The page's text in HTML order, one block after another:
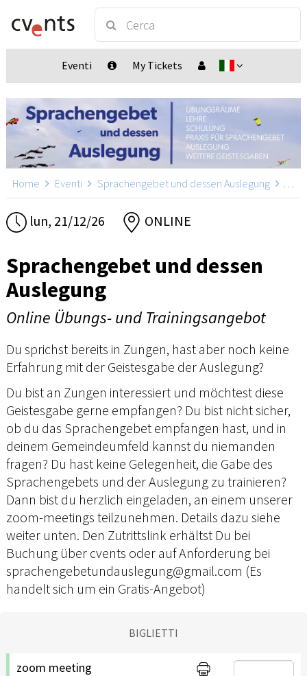
Eventi My Tickets
Home Eventi Sprachengebet und dessen Auslegung
lun, 21/12/26 ONLINE
Sprachengebet und dessen
Auslegung
Online Übungs- und Trainingsangebot
Du sprichst bereits in Zungen, hast aber noch keine
Erfahrung mit der Geistesgabe der Auslegung?
Du bist an Zungen interessiert und möchtest diese
Geistesgabe gerne empfangen? Du bist nicht sicher,
ob du das Sprachengebet empfangen hast, und in
deinem Gemeindeumfeld kannst du niemanden
fragen? Du hast keine Gelegenheit, die Gabe des
Sprachengebets und der Auslegung zu trainieren?
Dann bist du herzlich eingeladen, an einem unserer
zoom-meetings teilzunehmen. Details dazu siehe
weiter unten. Den Zutrittslink erhältst Du bei
Buchung über cvents oder auf Anforderung bei
sprachengebetundauslegung@gmail.com (Es
handelt sich um ein Gratis-Angebot)
BIGLIETTI
zoom meeting